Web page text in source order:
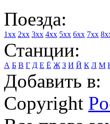
Поезда:
1xx 2xx 3xx 4xx 5xx 6xx 7xx
Станции:
А Б В Г Д Е Ё Ж З И Й К Л М
Добавить в:
Copyright